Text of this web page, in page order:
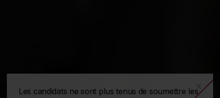
Les candidats ne sont plus tenus de soumettre lesx